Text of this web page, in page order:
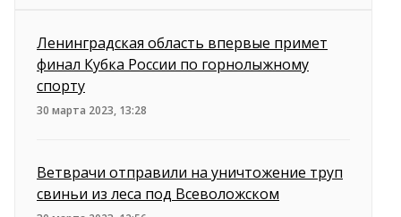
Ленинградская область впервые примет
финал Кубка России по горнолыжному
спорту
30 марта 2023, 13:28
Ветврачи отправили на уничтожение труп
свиньи из леса под Всеволожском